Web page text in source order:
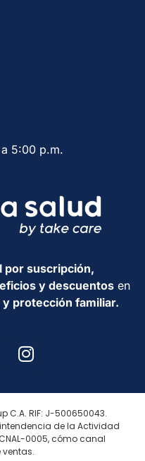
5:00 p.m.
por suscripción,
y descuentos en
protección familiar.
C.A. RIF: J-500650043.
de la Actividad
0005, cómo canal